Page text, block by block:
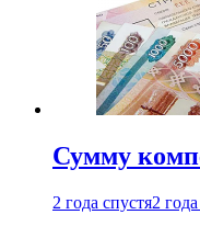
Сумму
2 года спустя2